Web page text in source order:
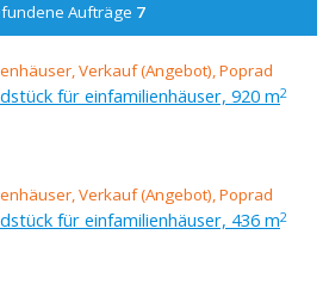
Aufträge 7
für einfamilienhäuser, 920 m2
für einfamilienhäuser, 436 m2